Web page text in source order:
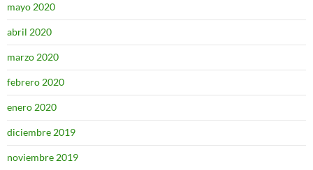
mayo 2020
abril 2020
marzo 2020
febrero 2020
enero 2020
diciembre 2019
noviembre 2019